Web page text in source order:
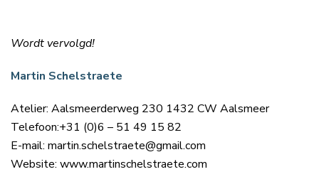
Wordt vervolgd!
Martin Schelstraete
Atelier: Aalsmeerderweg 230 1432 CW Aalsmeer
Telefoon:+31 (0)6 – 51 49 15 82
E-mail: martin.schelstraete@gmail.com
Website: www.martinschelstraete.com